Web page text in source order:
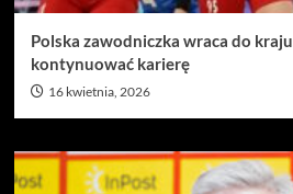
Polska zawodniczka wraca do
kontynuować karierę
16 kwietnia, 2026